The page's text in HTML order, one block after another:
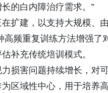
的白内障治疗需求。”
扩建，以支持大规模、
高频重复训练方法增强
补充传统培训模式。
损害问题持续增长，对
区域性中心，用于培养